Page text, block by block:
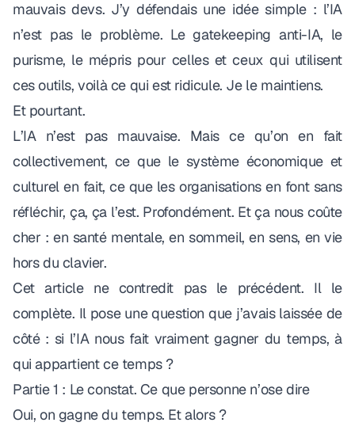
mauvais devs. J’y défendais une idée simple : l’IA
n’est pas le problème. Le gatekeeping anti-IA, le
purisme, le mépris pour celles et ceux qui utilisent
ces outils, voilà ce qui est ridicule. Je le maintiens.
Et pourtant.
L’IA n’est pas mauvaise. Mais ce qu’on en fait
collectivement, ce que le système économique et
culturel en fait, ce que les organisations en font sans
réfléchir, ça, ça l’est. Profondément. Et ça nous coûte
cher : en santé mentale, en sommeil, en sens, en vie
hors du clavier.
Cet article ne contredit pas le précédent. Il le
complète. Il pose une question que j’avais laissée de
côté : si l’IA nous fait vraiment gagner du temps, à
qui appartient ce temps ?
Partie 1 : Le constat. Ce que personne n’ose dire
Oui, on gagne du temps. Et alors ?